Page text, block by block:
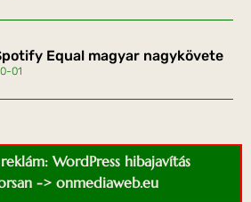
Equal magyar nagykövete
01
WordPress hibajavítás
-> onmediaweb.eu